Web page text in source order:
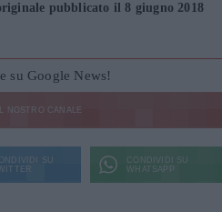
pubblicato il 8 giugno 2018
su Google News!
NOSTRO CANALE
SU
CONDIVIDI SU
WHATSAPP